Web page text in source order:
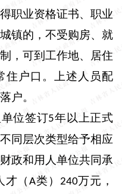
职业资格证书、职业
镇的，不受购房、就
，可到工作地、居住
住户口。上述人员配
户。
位签订5年以上正式
同层次类型给予相应
政和用人单位共同承
才（A类） 240万元，